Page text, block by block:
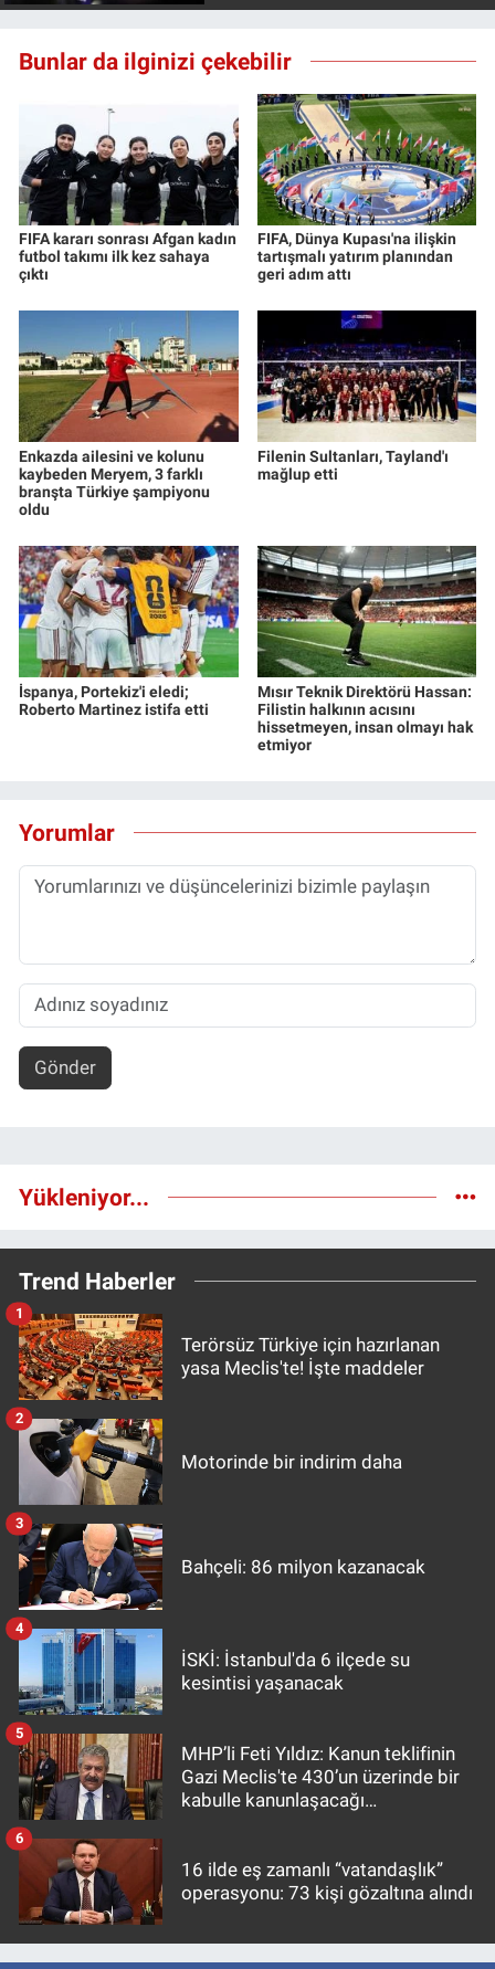
Bunlar da ilginizi çekebilir
FIFA kararı sonrası Afgan kadın
futbol takımı ilk kez sahaya
çıktı
FIFA, Dünya Kupası'na ilişkin
tartışmalı yatırım planından
geri adım attı
Enkazda ailesini ve kolunu
kaybeden Meryem, 3 farklı
branşta Türkiye şampiyonu
oldu
Filenin Sultanları, Tayland'ı
mağlup etti
İspanya, Portekiz'i eledi;
Roberto Martinez istifa etti
Mısır Teknik Direktörü Hassan:
Filistin halkının acısını
hissetmeyen, insan olmayı hak
etmiyor
Yorumlar
Gönder
Yükleniyor...
Trend Haberler
Terörsüz Türkiye için hazırlanan
yasa Meclis'te! İşte maddeler
1
Motorinde bir indirim daha
2
Bahçeli: 86 milyon kazanacak
3
İSKİ: İstanbul'da 6 ilçede su
kesintisi yaşanacak
4
MHP’li Feti Yıldız: Kanun teklifinin
Gazi Meclis'te 430’un üzerinde bir
kabulle kanunlaşacağı
5
16 ilde eş zamanlı “vatandaşlık”
operasyonu: 73 kişi gözaltına alındı
6